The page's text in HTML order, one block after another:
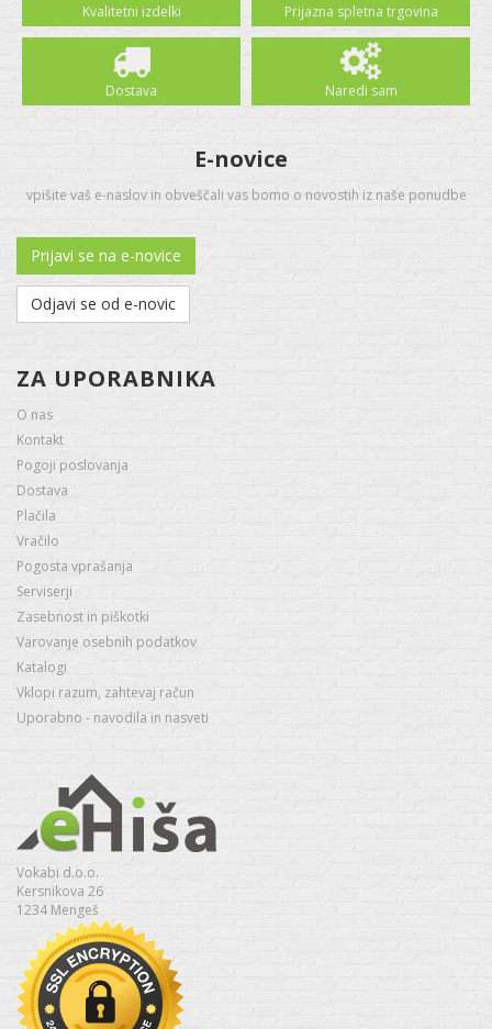
Kvalitetni izdelki Prijazna spletna trgovina
Dostava Naredi sam
E-novice
vpišite vaš e-naslov in obveščali vas bomo o novostih iz naše ponudbe
Prijavi se na e-novice
Odjavi se od e-novic
ZA UPORABNIKA
O nas
Kontakt
Pogoji poslovanja
Dostava
Plačila
Vračilo
Pogosta vprašanja
Serviserji
Zasebnost in piškotki
Varovanje osebnih podatkov
Katalogi
Vklopi razum, zahtevaj račun
Uporabno - navodila in nasveti
Vokabi d.o.o.
Kersnikova 26
1234 Mengeš